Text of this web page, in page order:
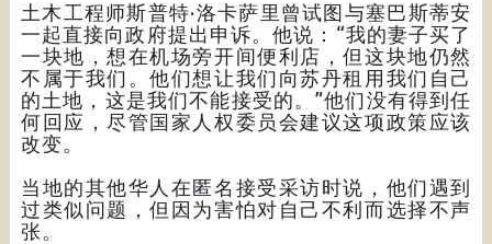
土木工程师斯普特·洛卡萨里曾试图与塞巴斯蒂安
一起直接向政府提出申诉。他说：“我的妻子买了
一块地，想在机场旁开间便利店，但这块地仍然
不属于我们。他们想让我们向苏丹租用我们自己
的土地，这是我们不能接受的。”他们没有得到任
何回应，尽管国家人权委员会建议这项政策应该
改变。
当地的其他华人在匿名接受采访时说，他们遇到
过类似问题，但因为害怕对自己不利而选择不声
张。